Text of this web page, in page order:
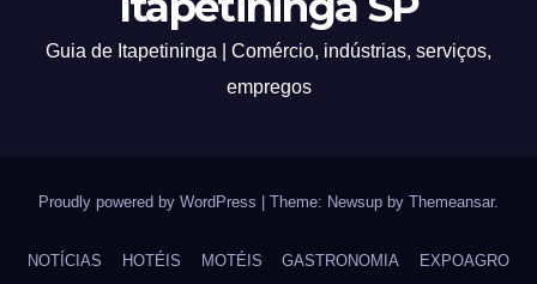
Guia de Itapetininga | Comércio, indústrias, serviços,
empregos
Proudly powered by WordPress Theme: Newsup by Themeansar.
NOTÍCIAS HOTÉIS MOTÉIS GASTRONOMIA EXPOAGRO